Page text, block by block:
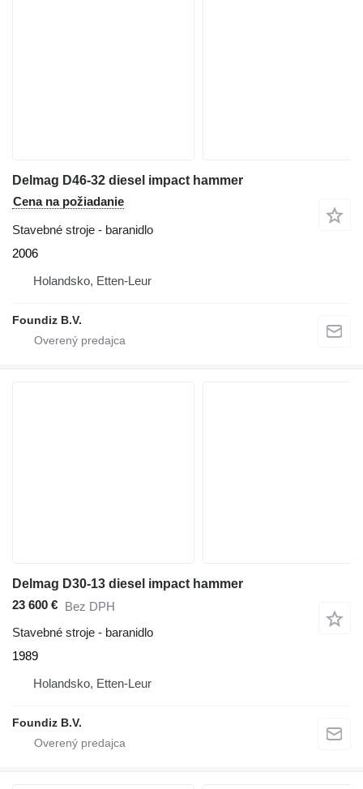
Delmag D46-32 diesel impact hammer
Cena na požiadanie
Stavebné stroje - baranidlo
2006
Holandsko, Etten-Leur
Foundiz B.V.
Delmag D30-13 diesel impact hammer
23 600 € Bez DPH
Stavebné stroje - baranidlo
1989
Holandsko, Etten-Leur
Foundiz B.V.